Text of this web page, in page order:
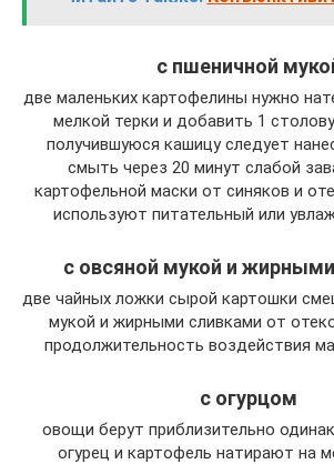
с пшеничной
две маленьких картофелины нужно
мелкой терки и добавить 1
получившуюся кашицу следует
смыть через 20 минут слабой
картофельной маски от синяков и
используют питательный или
с овсяной мукой и
две чайных ложки сырой картошки
мукой и жирными сливками от
продолжительность воздействия
с огурцом
овощи берут приблизительно
огурец и картофель натирают на